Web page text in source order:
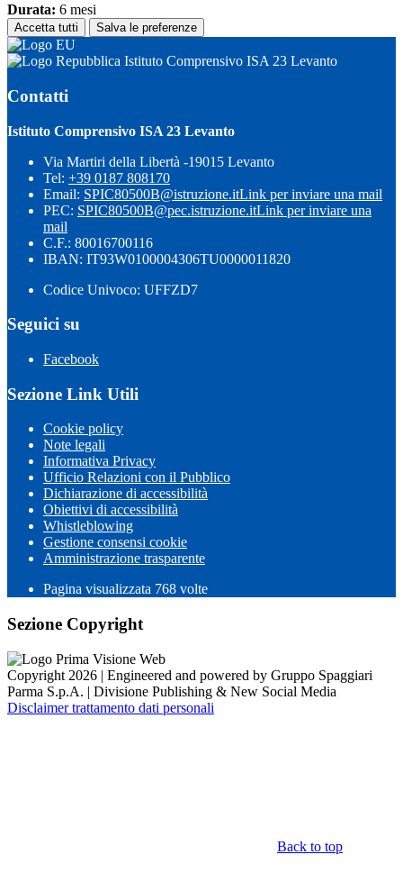
Durata: 6 mesi
Accetta tutti Salva le preferenze
Istituto Comprensivo ISA 23 Levanto
Contatti
Istituto Comprensivo ISA 23 Levanto
Via Martiri della Libertà -19015 Levanto
Tel: +39 0187 808170
Email: SPIC80500B@istruzione.itLink per inviare una mail
PEC: SPIC80500B@pec.istruzione.itLink per inviare una
mail
C.F.: 80016700116
IBAN: IT93W0100004306TU0000011820
Codice Univoco: UFFZD7
Seguici su
Facebook
Sezione Link Utili
Cookie policy
Note legali
Informativa Privacy
Ufficio Relazioni con il Pubblico
Dichiarazione di accessibilità
Obiettivi di accessibilità
Whistleblowing
Gestione consensi cookie
Amministrazione trasparente
Pagina visualizzata 768 volte
Sezione Copyright
Copyright 2026 | Engineered and powered by Gruppo Spaggiari
Parma S.p.A. | Divisione Publishing & New Social Media
Disclaimer trattamento dati personali
Back to top